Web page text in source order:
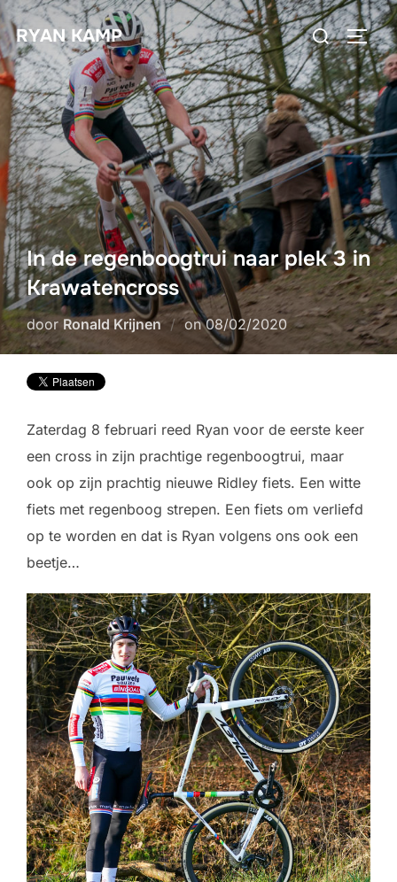
Ga
naar
de
inhoud
RYAN KAMP
Zoek
naar:
In de regenboogtrui naar plek 3 in
Krawatencross
door Ronald Krijnen onGeplaatst
op
08/02/2020
Zaterdag 8 februari reed Ryan voor de eerste keer
een cross in zijn prachtige regenboogtrui, maar
ook op zijn prachtig nieuwe Ridley fiets. Een witte
fiets met regenboog strepen. Een fiets om verliefd
op te worden en dat is Ryan volgens ons ook een
beetje…